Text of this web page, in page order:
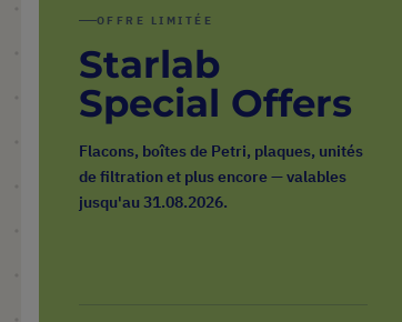
OFFRE LIMITÉE
Starlab
Special Offers
Flacons, boîtes de Petri, plaques, unités
de filtration et plus encore — valables
jusqu'au 31.08.2026.
comparateur